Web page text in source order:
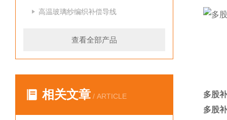
高温玻璃纱编织补偿导线
查看全部产品
相关文章 / ARTICLE
多股
多股